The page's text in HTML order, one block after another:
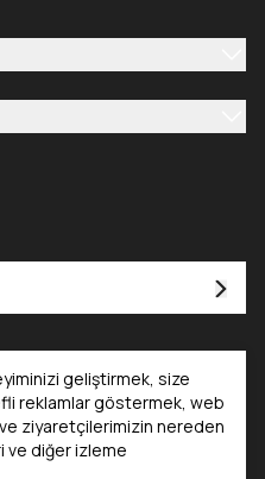
geliştirmek, size
reklamlar göstermek, web
ziyaretçilerimizin nereden
ve diğer izleme